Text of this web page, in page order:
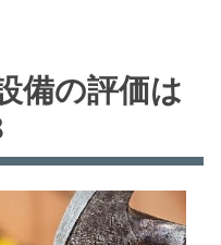
備の評価は